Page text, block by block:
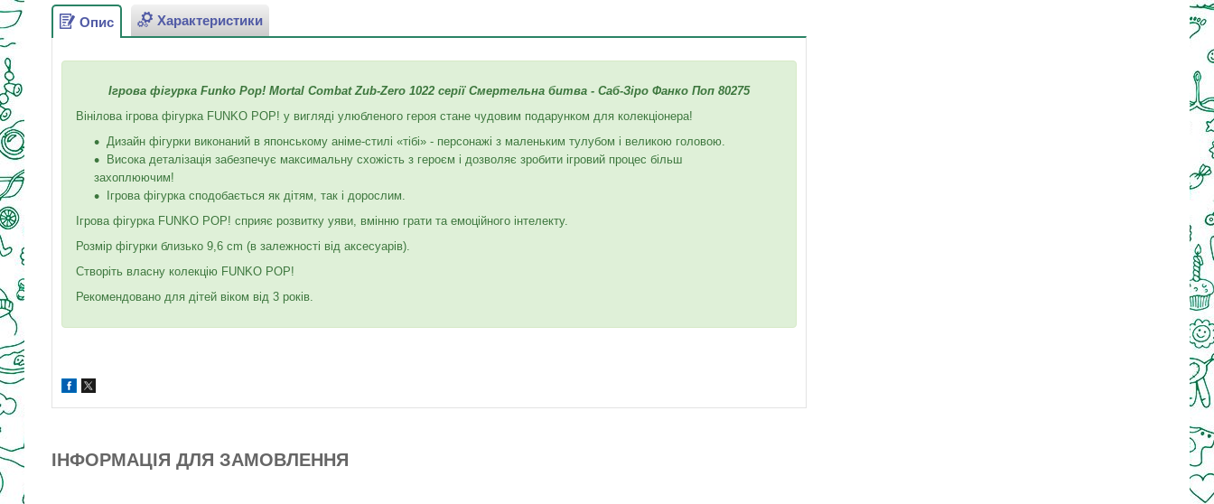
Опис Характеристики
Ігрова фігурка Funko Pop! Mortal Combat Zub-Zero 1022 серії Смертельна битва - Саб-Зіро Фанко Поп 80275
Вінілова ігрова фігурка FUNKO POP! у вигляді улюбленого героя стане чудовим подарунком для колекціонера!
Дизайн фігурки виконаний в японському аніме-стилі «тібі» - персонажі з маленьким тулубом і великою головою.
Висока деталізація забезпечує максимальну схожість з героєм і дозволяє зробити ігровий процес більш
захоплюючим!
Ігрова фігурка сподобається як дітям, так і дорослим.
Ігрова фігурка FUNKO POP! сприяє розвитку уяви, вмінню грати та емоційного інтелекту.
Розмір фігурки близько 9,6 cm (в залежності від аксесуарів).
Створіть власну колекцію FUNKO POP!
Рекомендовано для дітей віком від 3 років.
ІНФОРМАЦІЯ ДЛЯ ЗАМОВЛЕННЯ